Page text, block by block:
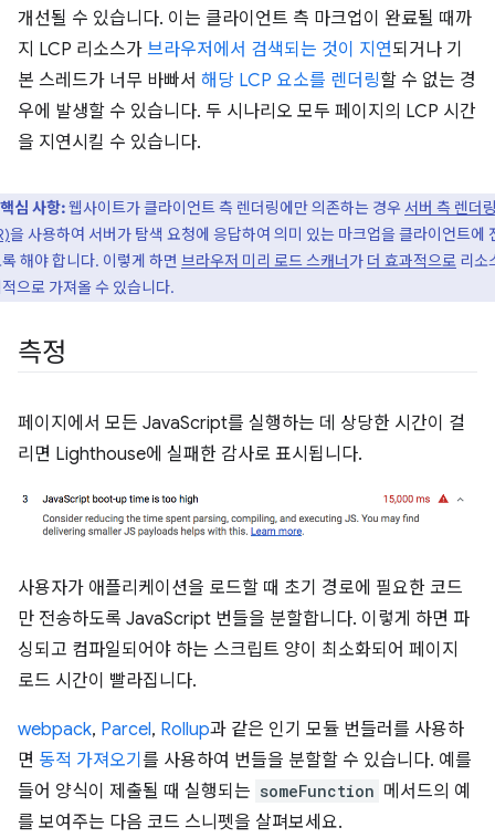
개선될 수 있습니다. 이는 클라이언트 측 마크업이 완료될 때까
지 LCP 리소스가 브라우저에서 검색되는 것이 지연되거나 기
본 스레드가 너무 바빠서 해당 LCP 요소를 렌더링할 수 없는 경
우에 발생할 수 있습니다. 두 시나리오 모두 페이지의 LCP 시간
을 지연시킬 수 있습니다.
핵심 사항:웹사이트가 클라이언트 측 렌더링에만 의존하는 경우 서버 측 렌더
을 사용하여 서버가 탐색 요청에 응답하여 의미 있는 마크업을 클라이언트에
해야 합니다. 이렇게 하면 브라우저 미리 로드 스캐너가 더 효과적으로 리소
으로 가져올 수 있습니다.
측정
페이지에서 모든 JavaScript를 실행하는 데 상당한 시간이 걸
리면 Lighthouse에 실패한 감사로 표시됩니다.
사용자가 애플리케이션을 로드할 때 초기 경로에 필요한 코드
만 전송하도록 JavaScript 번들을 분할합니다. 이렇게 하면 파
싱되고 컴파일되어야 하는 스크립트 양이 최소화되어 페이지
로드 시간이 빨라집니다.
webpack, Parcel, Rollup과 같은 인기 모듈 번들러를 사용하
면 동적 가져오기 를 사용하여 번들을 분할할 수 있습니다. 예를
들어 양식이 제출될 때 실행되는 someFunction 메서드의 예
를 보여주는 다음 코드 스니펫을 살펴보세요.